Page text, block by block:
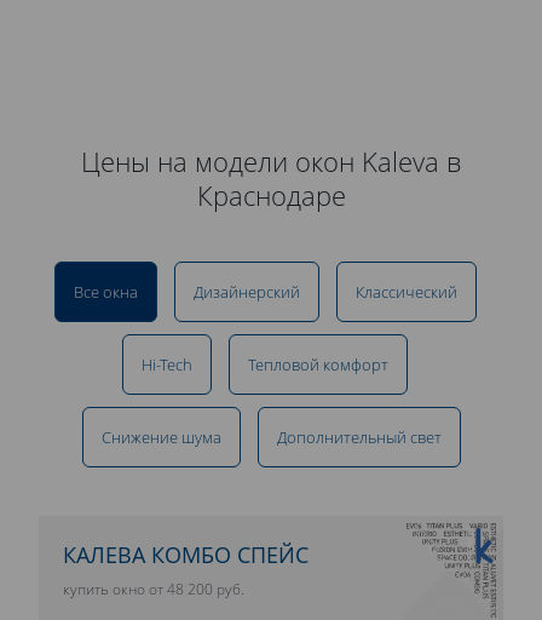
Цены на модели окон Kaleva в
Краснодаре
Все окна Дизайнерский Классический
Hi-Tech Тепловой комфорт
Снижение шума Дополнительный свет
10 ЛЕТ ГАРАНТИИ
КАЛЕВА КОМБО СПЕЙС
купить окно от 48 200 руб.